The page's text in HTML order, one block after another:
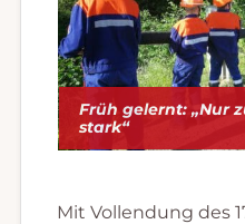
Früh gelernt: „Nur
stark“
Mit Vollendung des